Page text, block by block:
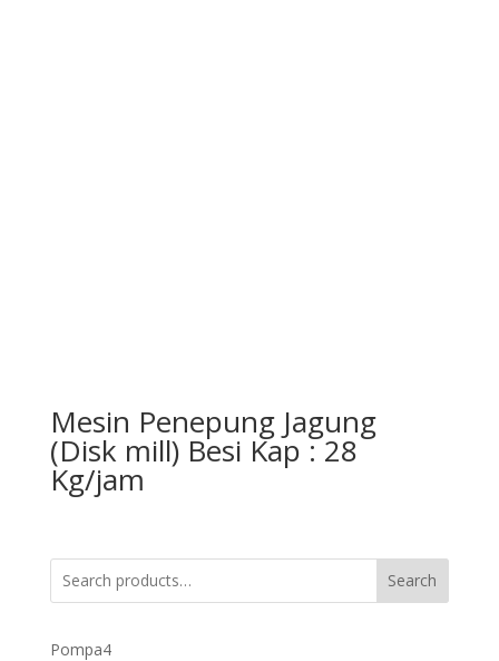
Mesin Penepung Jagung
(Disk mill) Besi Kap : 28
Kg/jam
Search
Pompa44